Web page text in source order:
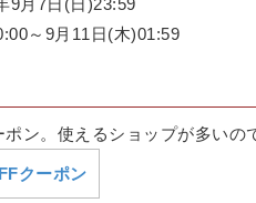
～9月11日(木)01:59
ン。使えるショップが多いの
クーポン